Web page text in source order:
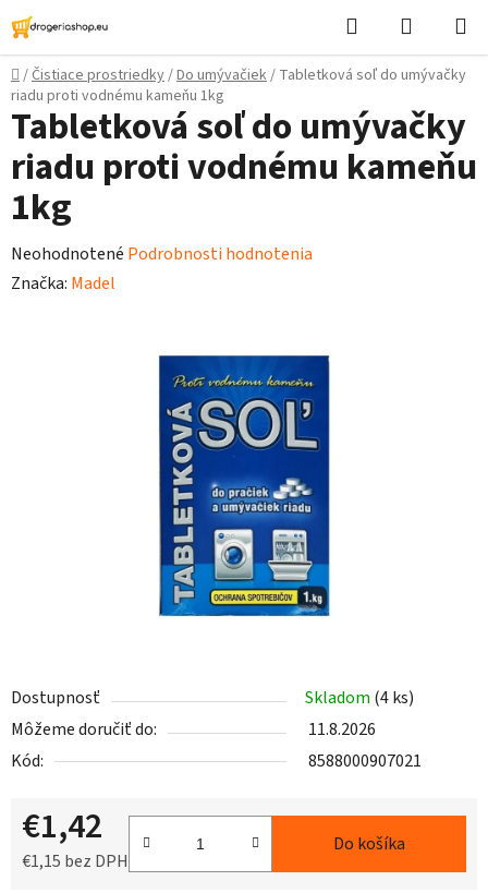
Prejsť
na
obsah
Hľadať
košík
Domov
/Čistiace prostriedky/Do umývačiek/ Tabletková soľ do umývačky
riadu proti vodnému kameňu 1kg
Dostupnosť Skladom (4 ks)
Môžeme doručiť do:
11.8.2026
Kód:
8588000907021
€1,42
€1,15 bez DPH
Do košíka
Tabletková soľ do umývačky
riadu proti vodnému kameňu
1kg
Priemerné
hodnotenie
Neohodnotené Podrobnosti hodnotenia
Značka: Madel